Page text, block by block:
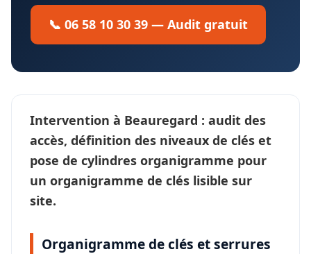
📞 06 58 10 30 39 — Audit gratuit
Intervention à Beauregard : audit des
accès, définition des niveaux de clés et
pose de cylindres organigramme pour
un organigramme de clés lisible sur
site.
Organigramme de clés et serrures